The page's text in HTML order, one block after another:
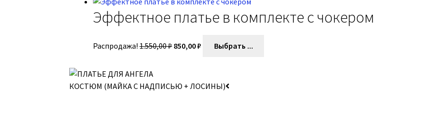
Эффектное платье в комплекте с чокером
Распродажа! 1.550,00₽ 850,00₽ Выбрать ...
КОСТЮМ (МАЙКА С НАДПИСЬЮ + ЛОСИНЫ)